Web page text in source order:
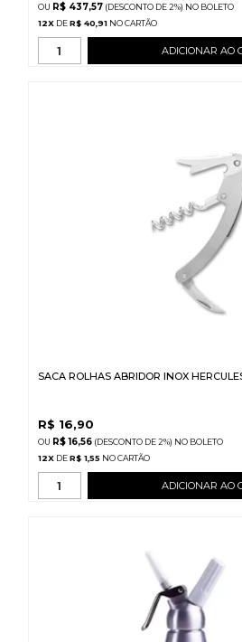
R$ 437,57 (DESCONTO DE 2%) NO BOLETO
12X DE R$ 40,91
ADICIONAR AO
SACA ROLHAS ABRIDOR INOX
R$ 16,90
R$ 16,56 (DESCONTO DE 2%) NO BOLETO
12X DE R$ 1,55
ADICIONAR AO